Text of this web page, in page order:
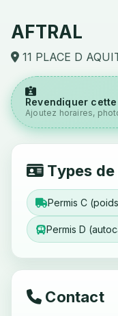
AFTRAL
11 PLACE D
Revendiquer
Ajoutez horaires,
Types
Permis C
Permis D
Contact